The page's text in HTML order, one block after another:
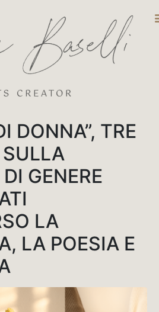
DONNA”, TRE
GENERE
LA
LA POESIA E